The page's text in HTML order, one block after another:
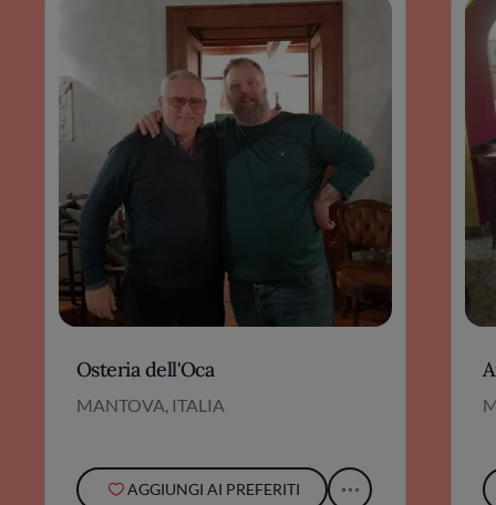
Osteria dell'Oca
MANTOVA, ITALIA
AGGIUNGI AI PREFERITI